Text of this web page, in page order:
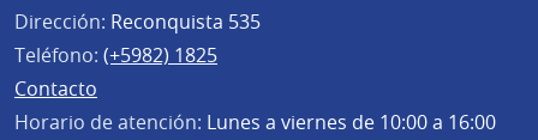
Dirección: Reconquista 535
Teléfono: (+5982) 1825
Contacto
Horario de atención: Lunes a viernes de 10:00 a 16:00